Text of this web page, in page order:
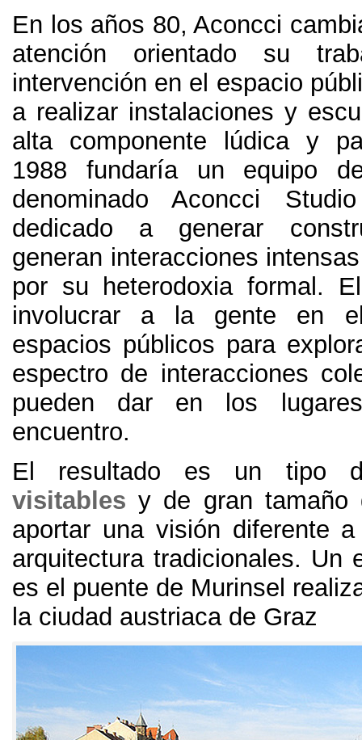
En los años 80, Aconcci
atención orientado su
intervención en el espacio
a realizar instalaciones y
alta componente lúdica y
1988 fundaría un equipo
denominado Aconcci
dedicado a generar
generan interacciones
por su heterodoxia formal.
involucrar a la gente en
espacios públicos para
espectro de interacciones
pueden dar en los
encuentro.
El resultado es un tipo
visitablesy de gran tamaño
aportar una visión diferente
arquitectura tradicionales. Un
es el puente de Murinsel
la ciudad austriaca de Graz